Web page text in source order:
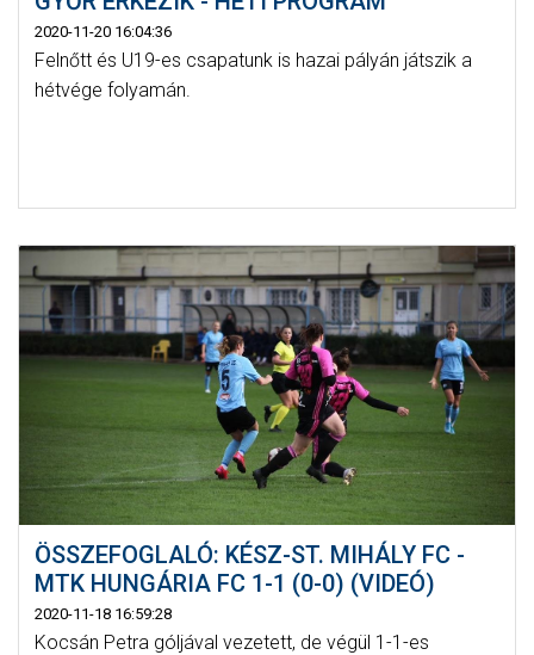
2020-11-20 16:04:36
Felnőtt és U19-es csapatunk is hazai pályán játszik a
hétvége folyamán.
ÖSSZEFOGLALÓ: KÉSZ-ST. MIHÁLY FC -
MTK HUNGÁRIA FC 1-1 (0-0) (VIDEÓ)
2020-11-18 16:59:28
Kocsán Petra góljával vezetett, de végül 1-1-es